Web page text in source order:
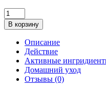
Количество
товара
CLEAN&ACTIVE
Cleansing
В корзину
Описание
Действие
Активные
Домашний уход
Отзывы (0)